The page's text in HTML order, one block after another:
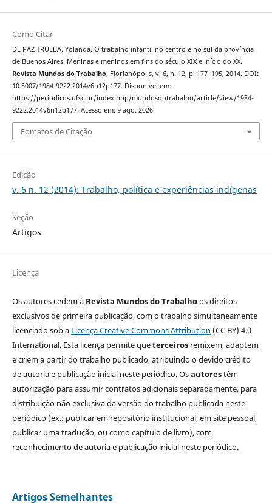
Como Citar
DE PAZ TRUEBA, Yolanda. O trabalho infantil no centro e no sul da província
de Buenos Aires. Meninas e meninos em fins do século XIX e início do XX.
Revista Mundos do Trabalho, Florianópolis, v. 6, n. 12, p. 177–195, 2014. DOI:
10.5007/1984-9222.2014v6n12p177. Disponível em:
https://periodicos.ufsc.br/index.php/mundosdotrabalho/article/view/1984-
9222.2014v6n12p177. Acesso em: 9 ago. 2026.
Fomatos de Citação
Edição
v. 6 n. 12 (2014): Trabalho, política e experiências indígenas
Seção
Artigos
Licença
Os autores cedem à Revista Mundos do Trabalhoos direitos
exclusivos de primeira publicação, com o trabalho simultaneamente
licenciado sob a Licença Creative Commons Attribution (CC BY) 4.0
International. Esta licença permite queterceirosremixem, adaptem
e criem a partir do trabalho publicado, atribuindo o devido crédito
de autoria e publicação inicial neste periódico. Osautorestêm
autorização para assumir contratos adicionais separadamente, para
distribuição não exclusiva da versão do trabalho publicada neste
periódico (ex.: publicar em repositório institucional, em site pessoal,
publicar uma tradução, ou como capítulo de livro), com
reconhecimento de autoria e publicação inicial neste periódico.
Artigos Semelhantes